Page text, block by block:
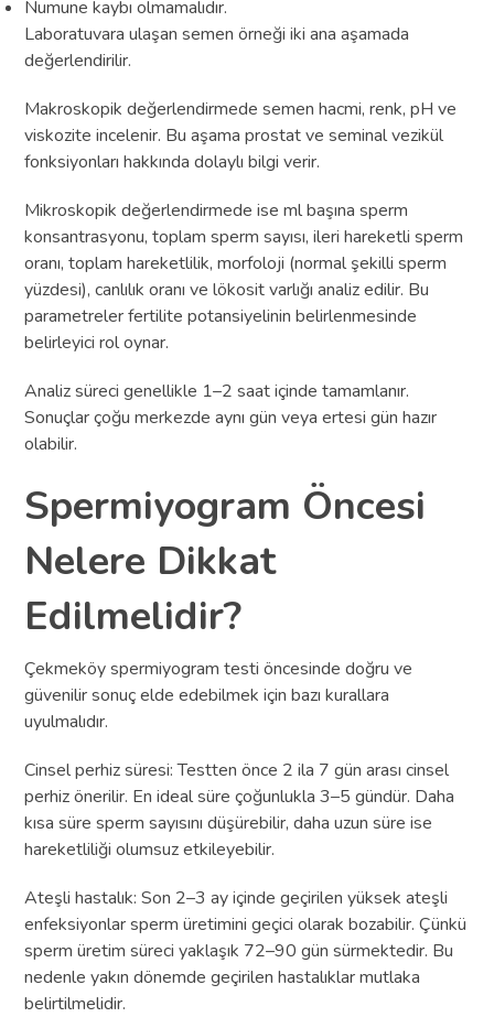
Numune kaybı olmamalıdır.
Laboratuvara ulaşan semen örneği iki ana aşamada
değerlendirilir.
Makroskopik değerlendirmede semen hacmi, renk, pH ve
viskozite incelenir. Bu aşama prostat ve seminal vezikül
fonksiyonları hakkında dolaylı bilgi verir.
Mikroskopik değerlendirmede ise ml başına sperm
konsantrasyonu, toplam sperm sayısı, ileri hareketli sperm
oranı, toplam hareketlilik, morfoloji (normal şekilli sperm
yüzdesi), canlılık oranı ve lökosit varlığı analiz edilir. Bu
parametreler fertilite potansiyelinin belirlenmesinde
belirleyici rol oynar.
Analiz süreci genellikle 1–2 saat içinde tamamlanır.
Sonuçlar çoğu merkezde aynı gün veya ertesi gün hazır
olabilir.
Spermiyogram Öncesi
Nelere Dikkat
Edilmelidir?
Çekmeköy spermiyogram testi öncesinde doğru ve
güvenilir sonuç elde edebilmek için bazı kurallara
uyulmalıdır.
Cinsel perhiz süresi: Testten önce 2 ila 7 gün arası cinsel
perhiz önerilir. En ideal süre çoğunlukla 3–5 gündür. Daha
kısa süre sperm sayısını düşürebilir, daha uzun süre ise
hareketliliği olumsuz etkileyebilir.
Ateşli hastalık: Son 2–3 ay içinde geçirilen yüksek ateşli
enfeksiyonlar sperm üretimini geçici olarak bozabilir. Çünkü
sperm üretim süreci yaklaşık 72–90 gün sürmektedir. Bu
nedenle yakın dönemde geçirilen hastalıklar mutlaka
belirtilmelidir.